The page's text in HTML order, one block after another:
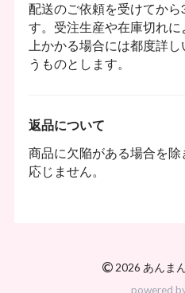
配送のご依頼を受けてか
す。受注生産や在庫切れ
上かかる場合には都度詳
うものとします。
返品について
商品に欠陥がある場合を
応じません。
© 2026 あんま
powered